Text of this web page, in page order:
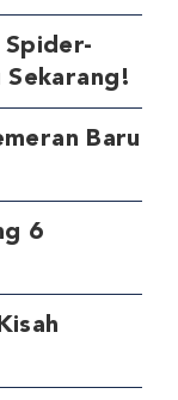
Spider-
Sekarang!
Baru
6